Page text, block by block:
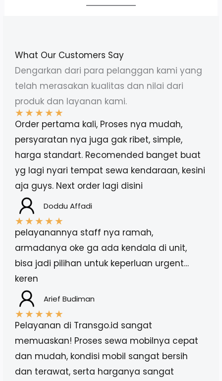
What Our Customers Say
Dengarkan dari para pelanggan kami yang
telah merasakan kualitas dan nilai dari
produk dan layanan kami.
★★★★★
Order pertama kali, Proses nya mudah,
persyaratan nya juga gak ribet, simple,
harga standart. Recomended banget buat
yg lagi nyari tempat sewa kendaraan, kesini
aja guys. Next order lagi disini
Doddu Affadi
★★★★★
pelayanannya staff nya ramah,
armadanya oke ga ada kendala di unit,
bisa jadi pilihan untuk keperluan urgent…
keren
Arief Budiman
★★★★★
Pelayanan di Transgo.id sangat
memuaskan! Proses sewa mobilnya cepat
dan mudah, kondisi mobil sangat bersih
dan terawat, serta harganya sangat